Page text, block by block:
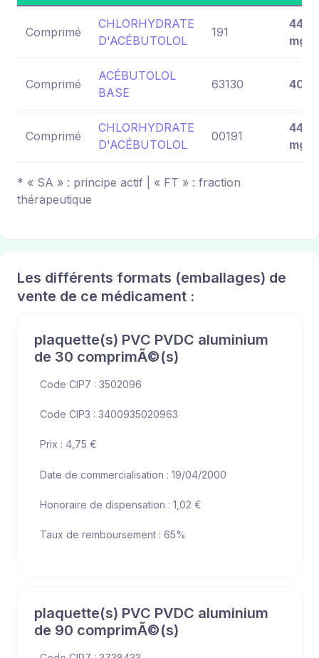
Comprimé
CHLORHYDRATE
D'ACÉBUTOLOL
191
mg
Comprimé
ACÉBUTOLOL
BASE
63130 400
Comprimé
CHLORHYDRATE
D'ACÉBUTOLOL
00191
mg
* « SA » : principe actif | « FT » : fraction
thérapeutique
Les différents formats (emballages) de
vente de ce médicament :
plaquette(s) PVC PVDC aluminium
de 30 comprimÃ©(s)
Code CIP7 : 3502096
Code CIP3 : 3400935020963
Prix : 4,75 €
Date de commercialisation : 19/04/2000
Honoraire de dispensation : 1,02 €
Taux de remboursement : 65%
plaquette(s) PVC PVDC aluminium
de 90 comprimÃ©(s)